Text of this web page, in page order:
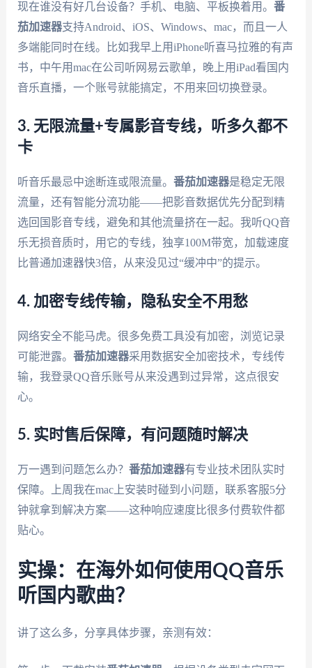
现在谁没有好几台设备？手机、电脑、平板换着用。 番
茄加速器支持Android、iOS、Windows、mac，而且一人
多端能同时在线。比如我早上用iPhone听喜马拉雅的有声
书，中午用mac在公司听网易云歌单，晚上用iPad看国内
音乐直播，一个账号就能搞定，不用来回切换登录。
3. 无限流量+专属影音专线，听多久都不
卡
听音乐最忌中途断连或限流量。 番茄加速器是稳定无限
流量，还有智能分流功能——把影音数据优先分配到精
选回国影音专线，避免和其他流量挤在一起。我听QQ音
乐无损音质时，用它的专线，独享100M带宽，加载速度
比普通加速器快3倍，从来没见过“缓冲中”的提示。
4. 加密专线传输，隐私安全不用愁
网络安全不能马虎。很多免费工具没有加密，浏览记录
可能泄露。 番茄加速器采用数据安全加密技术，专线传
输，我登录QQ音乐账号从来没遇到过异常，这点很安
心。
5. 实时售后保障，有问题随时解决
万一遇到问题怎么办？ 番茄加速器有专业技术团队实时
保障。上周我在mac上安装时碰到小问题，联系客服5分
钟就拿到解决方案——这种响应速度比很多付费软件都
贴心。
实操：在海外如何使用QQ音乐
听国内歌曲？
讲了这么多，分享具体步骤，亲测有效：